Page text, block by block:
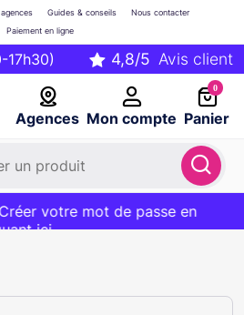
17h30)
Agences Mon compte
Guides & conseils
Nous contacter
Paiement en ligne
0
Panier
?20€ OFFERT sur votre panier
avec le codeBIENVENUE
votre mot de passe en
ici